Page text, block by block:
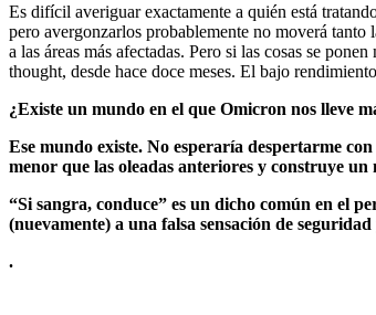
Es difícil averiguar exactamente a quién está
pero avergonzarlos probablemente no moverá
a las áreas más afectadas. Pero si las cosas se
thought, desde hace doce meses. El bajo
¿Existe un mundo en el que Omicron nos lleve
Ese mundo existe. No esperaría despertarme
menor que las oleadas anteriores y construye
“Si sangra, conduce” es un dicho común en el
(nuevamente) a una falsa sensación de
.